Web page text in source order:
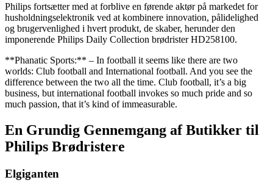
Philips fortsætter med at forblive en førende aktør på markedet for
husholdningselektronik ved at kombinere innovation, pålidelighed
og brugervenlighed i hvert produkt, de skaber, herunder den
imponerende Philips Daily Collection brødrister HD258100.
**Phanatic Sports:** – In football it seems like there are two
worlds: Club football and International football. And you see the
difference between the two all the time. Club football, it’s a big
business, but international football invokes so much pride and so
much passion, that it’s kind of immeasurable.
En Grundig Gennemgang af Butikker til
Philips Brødristere
Elgiganten